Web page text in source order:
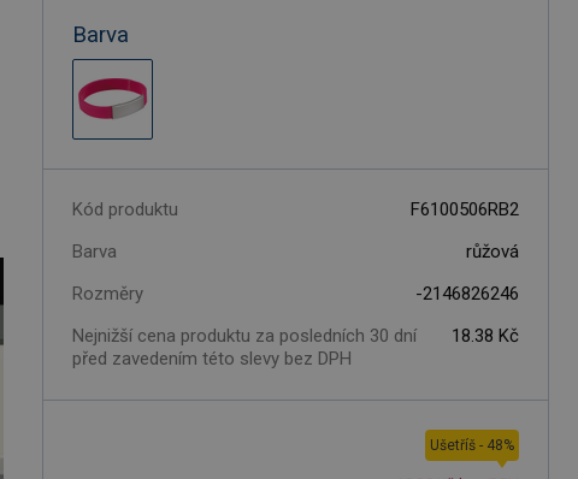
Barva
Kód produktu
F6100506RB2
Barva
růžová
Rozměry
-2146826246
Nejnižší cena produktu za posledních 30 dní
před zavedením této slevy bez DPH
18.38 Kč
Ušetříš - 48%